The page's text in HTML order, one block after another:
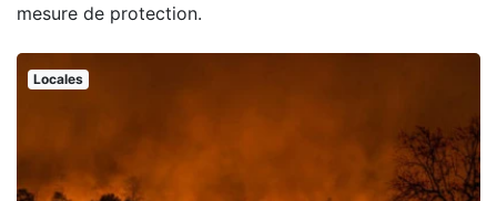
mesure de protection.
Locales